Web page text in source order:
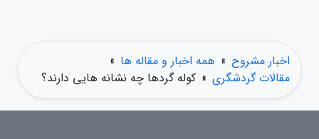
اخبار مشروح » همه اخبار و مقاله ها »
مقالات گردشگری » کوله گردها چه نشانه هایی دارند؟